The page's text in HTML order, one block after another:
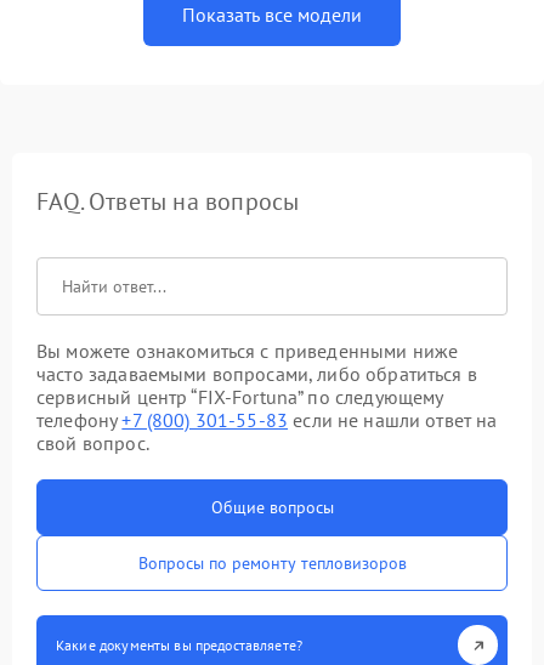
Показать все модели
FAQ. Ответы на вопросы
Вы можете ознакомиться с приведенными ниже
часто задаваемыми вопросами, либо обратиться в
сервисный центр “FIX-Fortuna” по следующему
телефону+7 (800) 301-55-83 если не нашли ответ на
свой вопрос.
Общие вопросы
Вопросы по ремонту тепловизоров
Какие документы вы предоставляете?